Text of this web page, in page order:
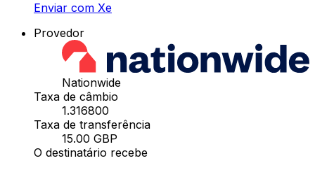
Enviar com Xe
Provedor
Nationwide
Taxa de câmbio
1.316800
Taxa de transferência
15.00 GBP
O destinatário recebe